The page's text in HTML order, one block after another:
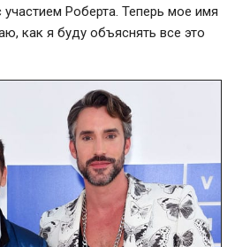
участием Роберта. Теперь мое имя
как я буду объяснять все это